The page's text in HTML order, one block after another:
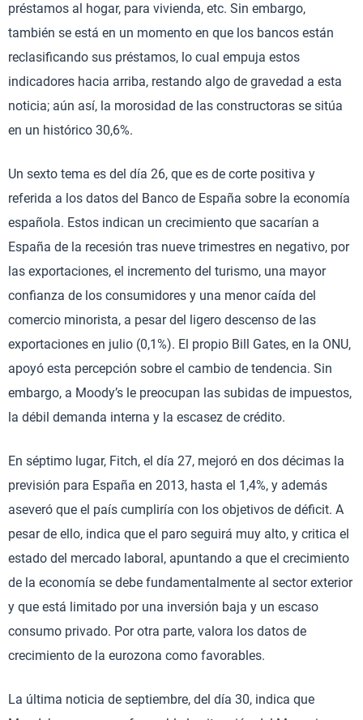
préstamos al hogar, para vivienda, etc. Sin embargo,
también se está en un momento en que los bancos están
reclasificando sus préstamos, lo cual empuja estos
indicadores hacia arriba, restando algo de gravedad a esta
noticia; aún así, la morosidad de las constructoras se sitúa
en un histórico 30,6%.
Un sexto tema es del día 26, que es de corte positiva y
referida a los datos del Banco de España sobre la economía
española. Estos indican un crecimiento que sacarían a
España de la recesión tras nueve trimestres en negativo, por
las exportaciones, el incremento del turismo, una mayor
confianza de los consumidores y una menor caída del
comercio minorista, a pesar del ligero descenso de las
exportaciones en julio (0,1%). El propio Bill Gates, en la ONU,
apoyó esta percepción sobre el cambio de tendencia. Sin
embargo, a Moody’s le preocupan las subidas de impuestos,
la débil demanda interna y la escasez de crédito.
En séptimo lugar, Fitch, el día 27, mejoró en dos décimas la
previsión para España en 2013, hasta el 1,4%, y además
aseveró que el país cumpliría con los objetivos de déficit. A
pesar de ello, indica que el paro seguirá muy alto, y critica el
estado del mercado laboral, apuntando a que el crecimiento
de la economía se debe fundamentalmente al sector exterior
y que está limitado por una inversión baja y un escaso
consumo privado. Por otra parte, valora los datos de
crecimiento de la eurozona como favorables.
La última noticia de septiembre, del día 30, indica que